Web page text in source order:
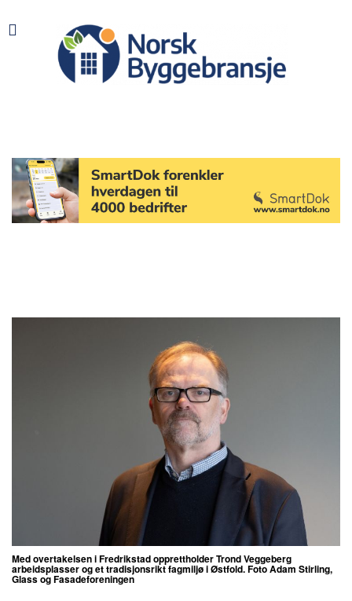
Med overtakelsen i Fredrikstad opprettholder Trond Veggeberg
arbeidsplasser og et tradisjonsrikt fagmiljø i Østfold. Foto Adam Stirling,
Glass og Fasadeforeningen